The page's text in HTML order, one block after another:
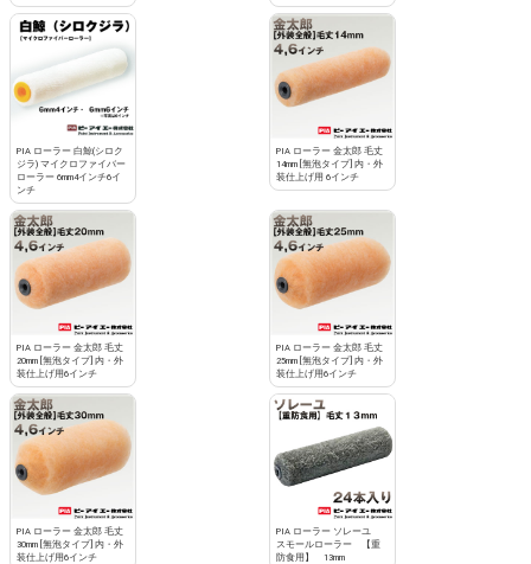
PIA ローラー 白鯨(シロク
ジラ) マイクロファイバー
ローラー 6mm4インチ6イ
ンチ
PIA ローラー 金太郎 毛丈
14mm [無泡タイプ] 内・外
装仕上げ用 6インチ
PIA ローラー 金太郎 毛丈
20mm [無泡タイプ] 内・外
装仕上げ用6インチ
PIA ローラー 金太郎 毛丈
25mm [無泡タイプ] 内・外
装仕上げ用6インチ
PIA ローラー 金太郎 毛丈
30mm [無泡タイプ] 内・外
装仕上げ用6インチ
PIA ローラー ソレーユ
スモールローラー 【重
防食用】 13mm